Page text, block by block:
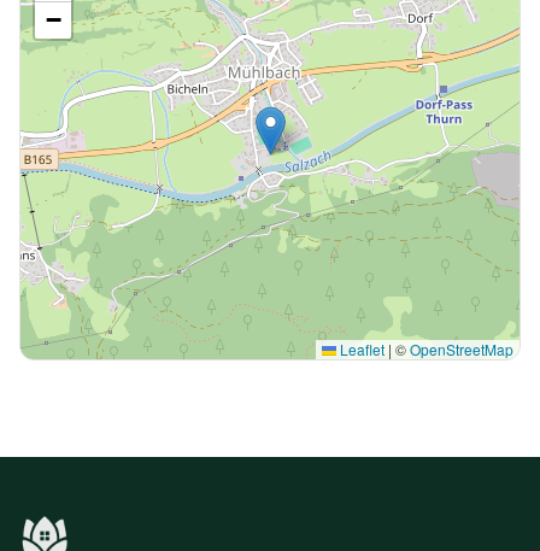
−
Leaflet | ©OpenStreetMap